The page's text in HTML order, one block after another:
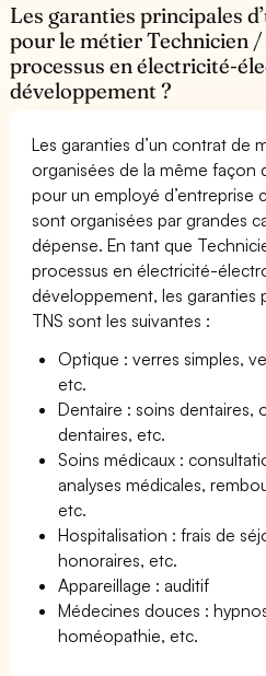
Les garanties principales
pour le métier Technicien
processus en électricité-
développement ?
Les garanties d’un contrat de
organisées de la même façon
pour un employé d’entreprise
sont organisées par grandes
dépense. En tant que
processus en électricité-
développement, les garanties
TNS sont les suivantes :
Optique : verres simples,
etc.
Dentaire : soins dentaires,
dentaires, etc.
Soins médicaux :
analyses médicales,
etc.
Hospitalisation : frais de
honoraires, etc.
Appareillage : auditif
Médecines douces :
homéopathie, etc.